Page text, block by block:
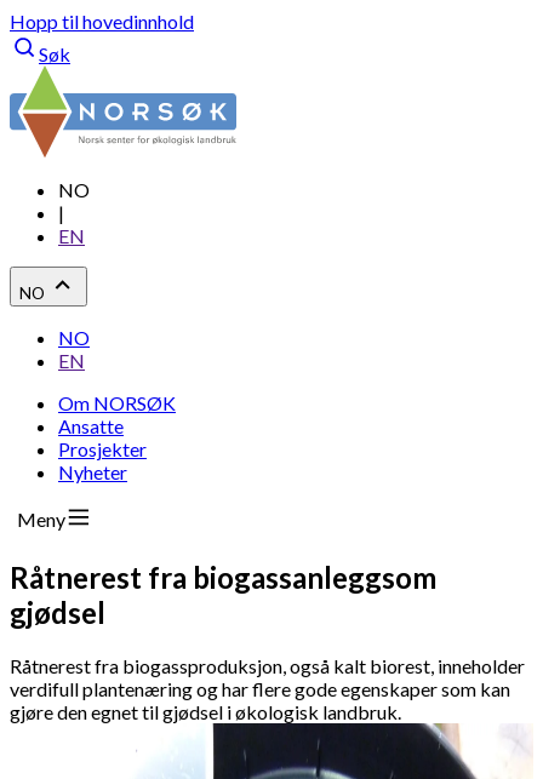
Hopp til hovedinnhold
Søk
NO
|
EN
NO
NO
EN
Om NORSØK
Ansatte
Prosjekter
Nyheter
Meny
Råtnerest fra biogassanleggsom
gjødsel
Råtnerest fra biogassproduksjon, også kalt biorest, inneholder
verdifull plantenæring og har flere gode egenskaper som kan
gjøre den egnet til gjødsel i økologisk landbruk.